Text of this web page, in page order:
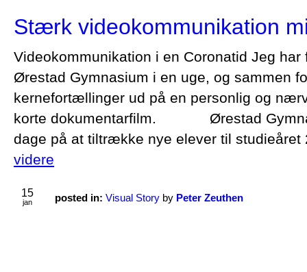
Stærk videokommunikation
Videokommunikation i en Coronatid Jeg
Ørestad Gymnasium i en uge, og sammen
kernefortællinger ud på en personlig og
korte dokumentarfilm. Ørestad
dage på at tiltrække nye elever til
videre
15
jan posted in: Visual Story by Peter Zeuthen